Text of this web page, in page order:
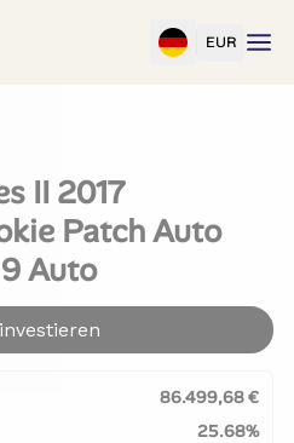
EUR
II 2017
Patch Auto
Auto
86.499,68 €
25.68%